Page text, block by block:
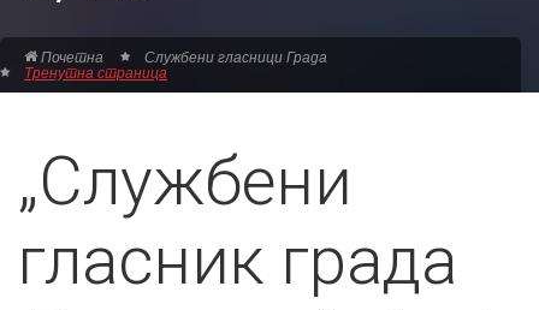
Почетна Службени гласници Града
Тренутна страница
„Службени
гласник града